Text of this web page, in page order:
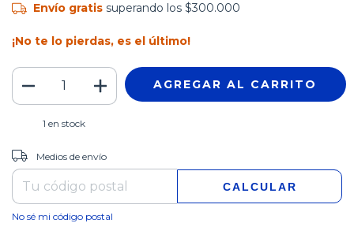
Envío gratis superando los $300.000
¡No te lo pierdas, es el último!
1 en stock
Entregas para el CP:
Medios de envío
CALCULAR
No sé mi código postal